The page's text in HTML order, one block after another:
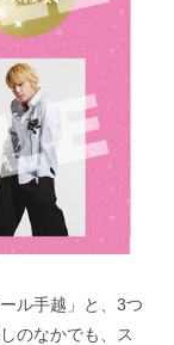
ル手越」と、3つ
のなかでも、ス